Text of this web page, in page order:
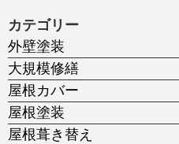
カテゴリー
外壁塗装
大規模修繕
屋根カバー
屋根塗装
屋根葺き替え